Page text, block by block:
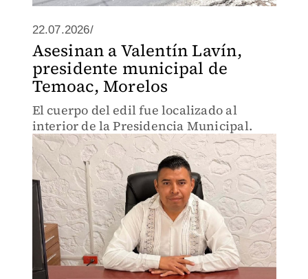
22.07.2026/
Asesinan a Valentín Lavín,
presidente municipal de
Temoac, Morelos
El cuerpo del edil fue localizado al
interior de la Presidencia Municipal.